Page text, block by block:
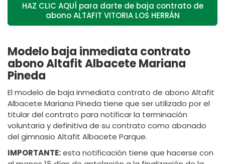
HAZ CLIC AQUÍ para darte de baja contrato de
abono ALTAFIT VITORIA LOS HERRÁN
Modelo baja inmediata contrato
abono Altafit Albacete Mariana
Pineda
El modelo de baja inmediata contrato de abono Altafit
Albacete Mariana Pineda tiene que ser utilizado por el
titular del contrato para notificar la terminación
voluntaria y definitiva de su contrato como abonado
del gimnasio Altafit Albacete Parque.
IMPORTANTE:esta notificación tiene que hacerse con